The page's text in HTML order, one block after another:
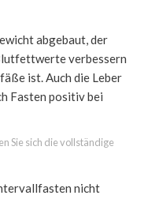
abgebaut, der
verbessern
ist. Auch die Leber
Fasten positiv bei
Sie sich die vollständige
nicht